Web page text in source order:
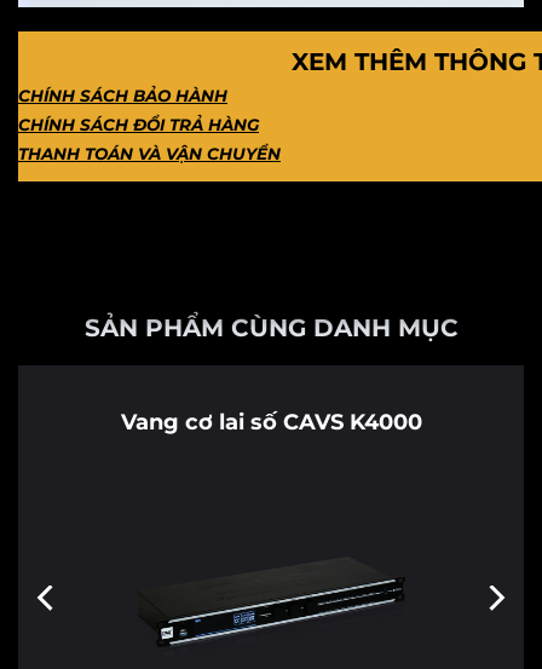
XEM THÊM THÔNG
CHÍNH SÁCH BẢO HÀNH
CHÍNH SÁCH ĐỔI TRẢ HÀNG
THANH TOÁN VÀ VẬN CHUYỂN
SẢN PHẨM CÙNG DANH MỤC
Vang cơ lai số CAVS K4000